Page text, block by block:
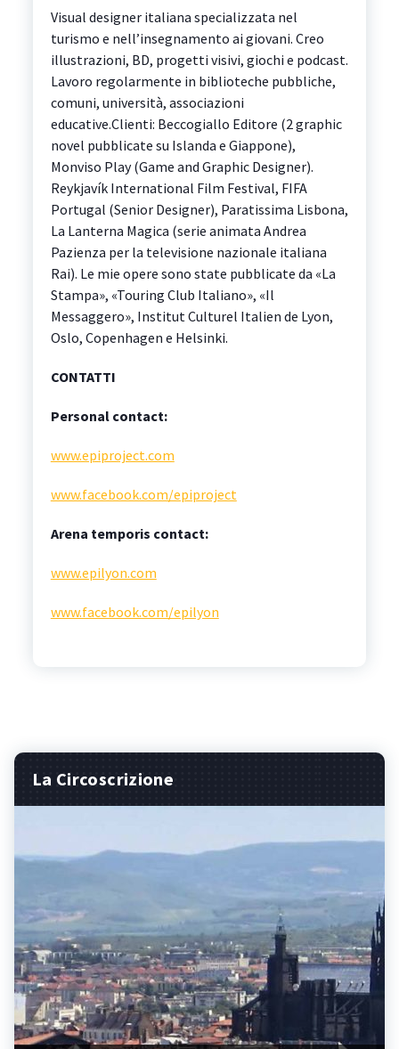
Visual designer italiana specializzata nel
turismo e nell’insegnamento ai giovani. Creo
illustrazioni, BD, progetti visivi, giochi e podcast.
Lavoro regolarmente in biblioteche pubbliche,
comuni, università, associazioni
educative.Clienti: Beccogiallo Editore (2 graphic
novel pubblicate su Islanda e Giappone),
Monviso Play (Game and Graphic Designer).
Reykjavík International Film Festival, FIFA
Portugal (Senior Designer), Paratissima Lisbona,
La Lanterna Magica (serie animata Andrea
Pazienza per la televisione nazionale italiana
Rai). Le mie opere sono state pubblicate da «La
Stampa», «Touring Club Italiano», «Il
Messaggero», Institut Culturel Italien de Lyon,
Oslo, Copenhagen e Helsinki.
CONTATTI
Personal contact:
www.epiproject.com
www.facebook.com/epiproject
Arena temporis contact:
www.epilyon.com
www.facebook.com/epilyon
La Circoscrizione